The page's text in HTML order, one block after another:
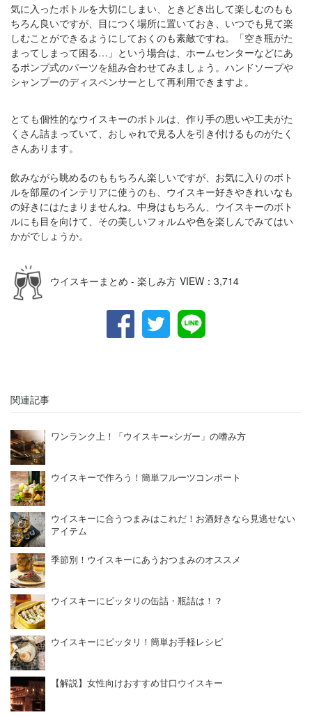
気に入ったボトルを大切にしまい、ときどき出して楽しむのもも
ちろん良いですが、目につく場所に置いておき、いつでも見て楽
しむことができるようにしておくのも素敵ですね。「空き瓶がた
まってしまって困る…」という場合は、ホームセンターなどにあ
るポンプ式のパーツを組み合わせてみましょう。ハンドソープや
シャンプーのディスペンサーとして再利用できますよ。
とても個性的なウイスキーのボトルは、作り手の思いや工夫がた
くさん詰まっていて、おしゃれで見る人を引き付けるものがたく
さんあります。
飲みながら眺めるのももちろん楽しいですが、お気に入りのボト
ルを部屋のインテリアに使うのも、ウイスキー好きやきれいなも
の好きにはたまりませんね。中身はもちろん、ウイスキーのボト
ルにも目を向けて、その美しいフォルムや色を楽しんでみてはい
かがでしょうか。
ウイスキーまとめ - 楽しみ方 VIEW： 3,714
関連記事
ワンランク上！「ウイスキー×シガー」の嗜み方
ウイスキーで作ろう！簡単フルーツコンポート
ウイスキーに合うつまみはこれだ！お酒好きなら見逃せない
アイテム
季節別！ウイスキーにあうおつまみのオススメ
ウイスキーにピッタリの缶詰・瓶詰は！？
ウイスキーにピッタリ！簡単お手軽レシピ
【解説】女性向けおすすめ甘口ウイスキー